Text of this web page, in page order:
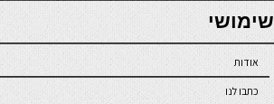
seriöse online casinos österreich
שימושי
אודות
כתבו לנו